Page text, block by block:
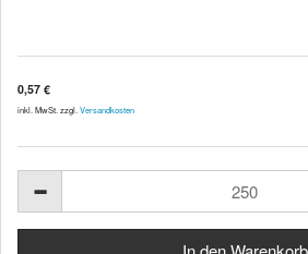
0,57 €
inkl. MwSt. zzgl. Versandkosten